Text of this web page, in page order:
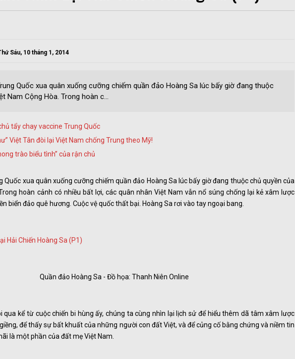
Sáu, 10 tháng 1, 2014
Quốc xua quân xuống cưỡng chiếm quần đảo Hoàng Sa lúc bấy giờ đang thuộc
Nam Cộng Hòa. Trong hoàn c...
tẩy chay vaccine Trung Quốc
Việt Tân đòi lại Việt Nam chống Trung theo Mỹ!
trào biểu tình” của rận chủ
Quốc xua quân xuống cưỡng chiếm quần đảo Hoàng Sa lúc bấy giờ đang thuộc chủ quyền của
hoàn cảnh có nhiều bất lợi, các quân nhân Việt Nam vẫn nổ súng chống lại kẻ xâm lược
biển đảo quê hương. Cuộc vệ quốc thất bại. Hoàng Sa rơi vào tay ngoại bang.
Quần đảo Hoàng Sa - Đồ họa: Thanh Niên Online
qua kể từ cuộc chiến bi hùng ấy, chúng ta cùng nhìn lại lịch sử để hiểu thêm dã tâm xâm lược
để thấy sự bất khuất của những người con đất Việt, và để củng cố bằng chứng và niềm tin
là một phần của đất mẹ Việt Nam.